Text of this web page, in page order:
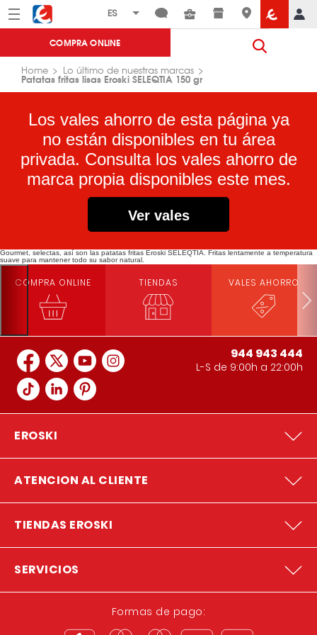
Menú Eroski
COMPRA ONLINE
Home Lo último de nuestras marcas
Patatas fritas lisas Eroski SELEQTIA 150 gr​
Los vales ahorro de esta página ya
no están disponibles en tu área
privada. Consulta los vales ahorro de
marca propia disponibles este mes.
Ver vales
Gourmet, selectas, así son las patatas fritas Eroski SELEQTIA. Fritas lentamente a temperatura
suave para mantener todo su sabor natural.
COMPRA ONLINE TIENDAS VALES AHORRO
944 943 444
L-S de 9:00h a 22:00h
EROSKI
ATENCION AL CLIENTE
TIENDAS EROSKI
SERVICIOS
Formas de pago: